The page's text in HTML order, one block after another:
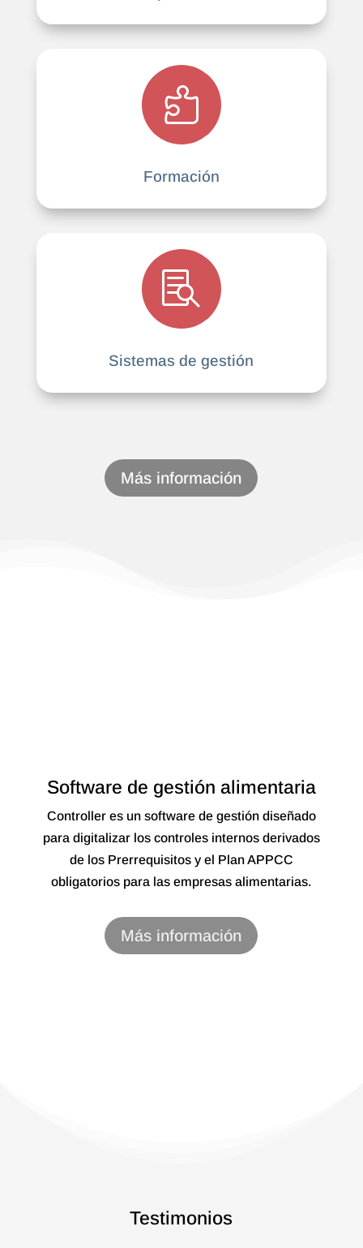

Formación

Sistemas de gestión
Más información
Software de gestión alimentaria
Controller es un software de gestión diseñado
para digitalizar los controles internos derivados
de los Prerrequisitos y el Plan APPCC
obligatorios para las empresas alimentarias.
Más información
Testimonios